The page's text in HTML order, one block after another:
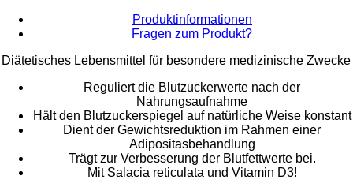
Produktinformationen
Fragen zum Produkt?
Diätetisches Lebensmittel für besondere medizinische Zwecke
Reguliert die Blutzuckerwerte nach der
Nahrungsaufnahme
Hält den Blutzuckerspiegel auf natürliche Weise konstant
Dient der Gewichtsreduktion im Rahmen einer
Adipositasbehandlung
Trägt zur Verbesserung der Blutfettwerte bei.
Mit Salacia reticulata und Vitamin D3!